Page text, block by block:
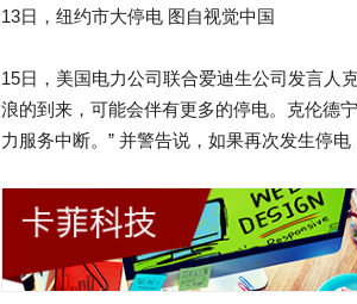
13日，纽约市大停电 图自视觉中国
15日，美国电力公司联合爱迪生公司发言人
浪的到来，可能会伴有更多的停电。克伦德
力服务中断。” 并警告说，如果再次发生停电